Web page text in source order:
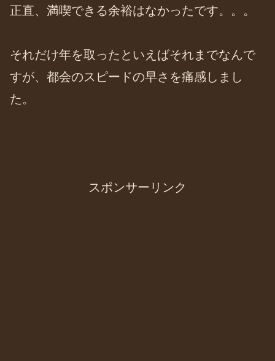
正直、満喫できる余裕はなかったです。。。
それだけ年を取ったといえばそれまでなんで
すが、都会のスピードの早さを痛感しまし
た。
スポンサーリンク